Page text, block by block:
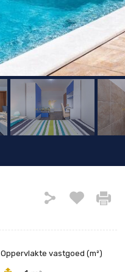
Oppervlakte vastgoed (m²)